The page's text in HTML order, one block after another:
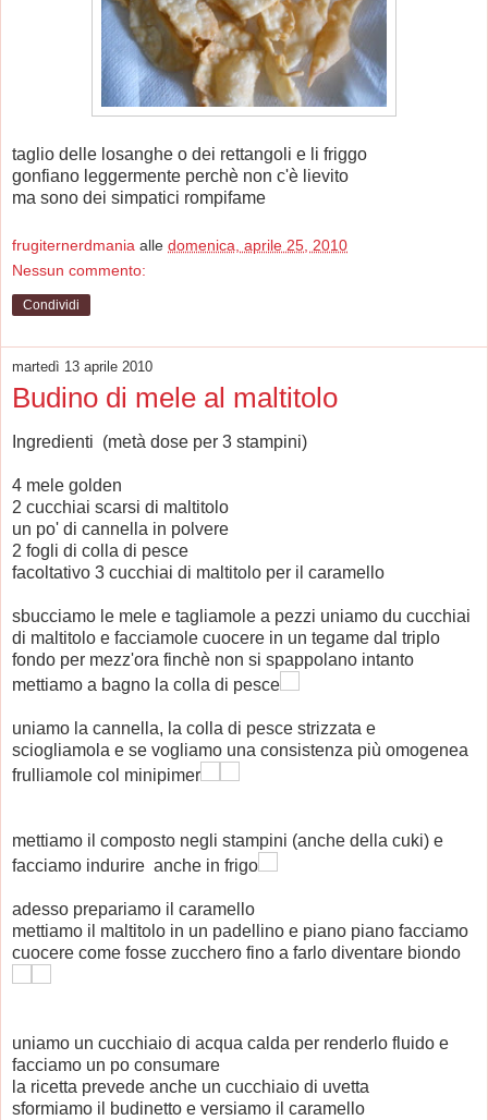
taglio delle losanghe o dei rettangoli e li friggo
gonfiano leggermente perchè non c'è lievito
ma sono dei simpatici rompifame
frugiternerdmania alle domenica, aprile 25, 2010
Nessun commento:
Condividi
martedì 13 aprile 2010
Budino di mele al maltitolo
Ingredienti (metà dose per 3 stampini)
4 mele golden
2 cucchiai scarsi di maltitolo
un po' di cannella in polvere
2 fogli di colla di pesce
facoltativo 3 cucchiai di maltitolo per il caramello
sbucciamo le mele e tagliamole a pezzi uniamo du cucchiai
di maltitolo e facciamole cuocere in un tegame dal triplo
fondo per mezz'ora finchè non si spappolano intanto
mettiamo a bagno la colla di pesce
uniamo la cannella, la colla di pesce strizzata e
sciogliamola e se vogliamo una consistenza più omogenea
frulliamole col minipimer
mettiamo il composto negli stampini (anche della cuki) e
facciamo indurire anche in frigo
adesso prepariamo il caramello
mettiamo il maltitolo in un padellino e piano piano facciamo
cuocere come fosse zucchero fino a farlo diventare biondo
uniamo un cucchiaio di acqua calda per renderlo fluido e
facciamo un po consumare
la ricetta prevede anche un cucchiaio di uvetta
sformiamo il budinetto e versiamo il caramello